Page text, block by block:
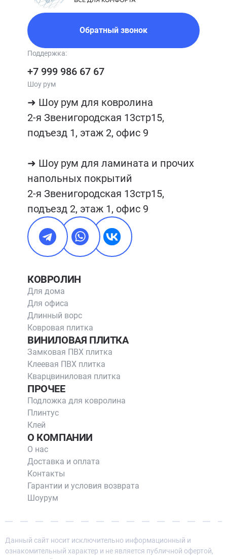
Обратный звонок
Поддержка:
+7 999 986 67 67
Шоу рум
➜ Шоу рум для ковролина
2-я Звенигородская 13стр15,
подъезд 1, этаж 2, офис 9
➜ Шоу рум для ламината и прочих
напольных покрытий
2-я Звенигородская 13стр15,
подъезд 2, этаж 1, офис 9
КОВРОЛИН
Для дома
Для офиса
Длинный ворс
Ковровая плитка
ВИНИЛОВАЯ ПЛИТКА
Замковая ПВХ плитка
Клеевая ПВХ плитка
Кварцвиниловая плитка
ПРОЧЕЕ
Подложка для ковролина
Плинтус
Клей
О КОМПАНИИ
О нас
Доставка и оплата
Контакты
Гарантии и условия возврата
Шоурум
Данный сайт носит исключительно информационный и
ознакомительный характер и не является публичной офертой,